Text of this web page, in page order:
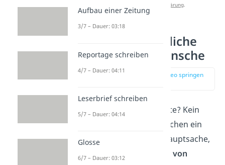
Datenschutzerklärung.
Kurze nachträgliche
Geburtstagswünsche
zur Stelle im Video springen
Keine Zeit für lange Texte? Kein
Problem. Manchmal reichen ein
paar
. Hauptsache,
deine Nachricht kommt von
Aufbau einer Zeitung
3/7 – Dauer: 03:18
Reportage schreiben
4/7 – Dauer: 04:11
Leserbrief schreiben
5/7 – Dauer: 04:14
Glosse
6/7 – Dauer: 03:12